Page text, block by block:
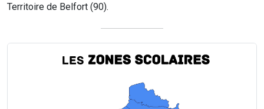
Territoire de Belfort (90).